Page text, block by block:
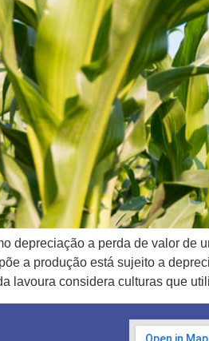
depreciação a perda de valor de
a produção está sujeito a
lavoura considera culturas que